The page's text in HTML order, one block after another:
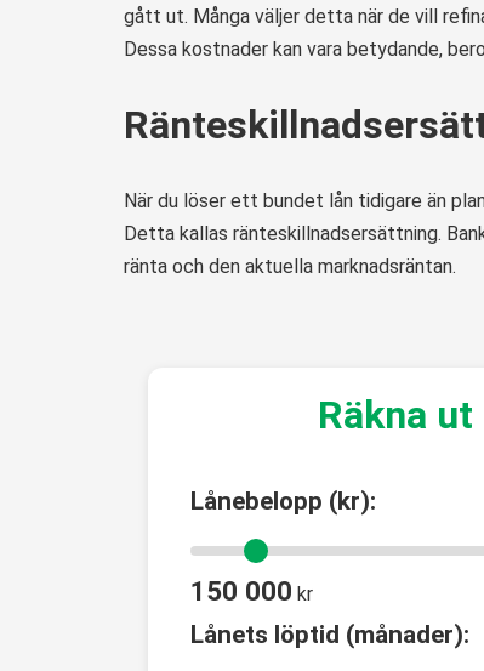
gått ut. Många väljer detta när de vill
Dessa kostnader kan vara betydande,
När du löser ett bundet lån tidigare än
Detta kallas ränteskillnadsersättning.
ränta och den aktuella marknadsräntan.
Räkna
Lånebelopp (kr):
150 000 kr
Lånets löptid (månader):